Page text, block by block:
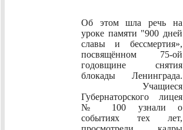
Об этом шла речь на
уроке памяти "900 дней
славы и бессмертия»,
посвящённом 75-ой
годовщине снятия
блокады Ленинграда.
Учащиеся
Губернаторского лицея
№ 100 узнали о
событиях тех лет,